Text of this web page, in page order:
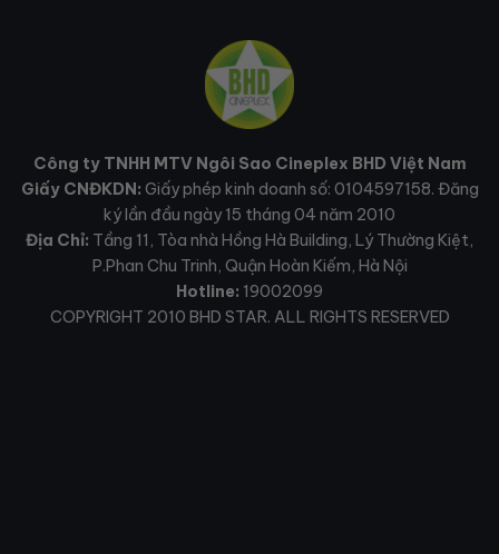
Công ty TNHH MTV Ngôi Sao Cineplex BHD Việt Nam
Giấy CNĐKDN: Giấy phép kinh doanh số: 0104597158. Đăng
ký lần đầu ngày 15 tháng 04 năm 2010
Địa Chỉ: Tầng 11, Tòa nhà Hồng Hà Building, Lý Thường Kiệt,
P.Phan Chu Trinh, Quận Hoàn Kiếm, Hà Nội
Hotline: 19002099
COPYRIGHT 2010 BHD STAR. ALL RIGHTS RESERVED